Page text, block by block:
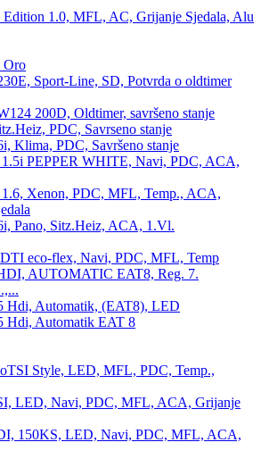
Edition 1.0, MFL, AC, Grijanje Sjedala, Alu
Oro
Sport-Line, SD, Potvrda o oldtimer
200D, Oldtimer, savršeno stanje
PDC, Savrseno stanje
Klima, PDC, Savršeno stanje
PEPPER WHITE, Navi, PDC, ACA,
Xenon, PDC, MFL, Temp., ACA,
Pano, Sitz.Heiz, ACA, 1.Vl.
eco-flex, Navi, PDC, MFL, Temp
AUTOMATIC EAT8, Reg. 7.
Hdi, Automatik, (EAT8), LED
Hdi, Automatik EAT 8
Style, LED, MFL, PDC, Temp.,
LED, Navi, PDC, MFL, ACA, Grijanje
150KS, LED, Navi, PDC, MFL, ACA,